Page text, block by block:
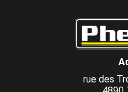
rue des